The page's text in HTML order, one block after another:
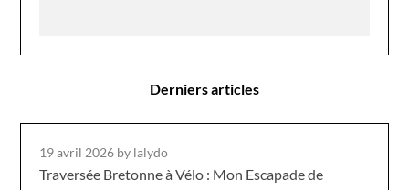
Derniers articles
19 avril 2026 by lalydo
Traversée Bretonne à Vélo : Mon Escapade de